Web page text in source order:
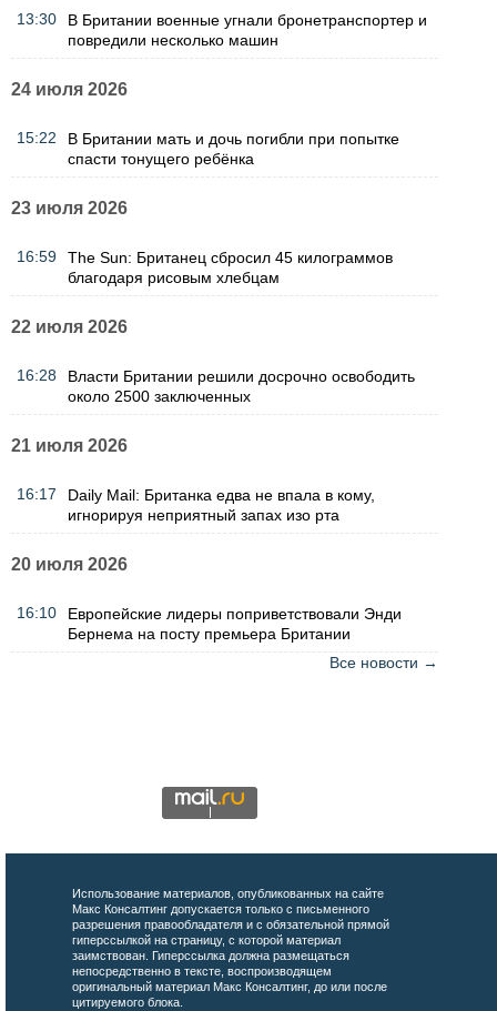
13:30
В Британии военные угнали бронетранспортер и
повредили несколько машин
24 июля 2026
15:22
В Британии мать и дочь погибли при попытке
спасти тонущего ребёнка
23 июля 2026
16:59
The Sun: Британец сбросил 45 килограммов
благодаря рисовым хлебцам
22 июля 2026
16:28
Власти Британии решили досрочно освободить
около 2500 заключенных
21 июля 2026
16:17
Daily Mail: Британка едва не впала в кому,
игнорируя неприятный запах изо рта
20 июля 2026
16:10
Европейские лидеры поприветствовали Энди
Бернема на посту премьера Британии
Все новости →
Использование материалов, опубликованных на сайте
Макс Консалтинг допускается только с письменного
разрешения правообладателя и с обязательной прямой
гиперссылкой на страницу, с которой материал
заимствован. Гиперссылка должна размещаться
непосредственно в тексте, воспроизводящем
оригинальный материал Макс Консалтинг, до или после
цитируемого блока.